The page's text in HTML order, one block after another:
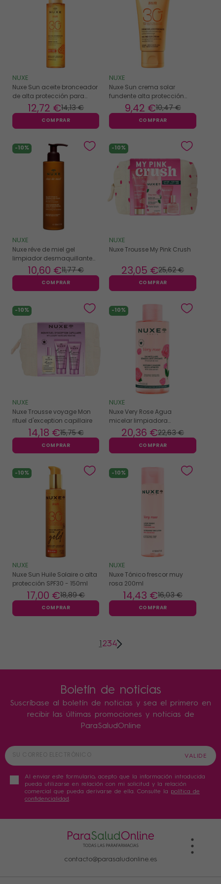
NUXE
Nuxe Sun aceite bronceador
de alta protección para
rostro y cuerpo SPF30 -
150ml
14,13 €
12,72 €
COMPRAR
NUXE
Nuxe Sun crema solar
fundente alta protección
SPF30 - 50ml
10,47 €
9,42 €
COMPRAR
-10%
NUXE
Nuxe rêve de miel gel
limpiador desmaquillante
rostro 200ml
11,77 €
10,60 €
COMPRAR
-10%
NUXE
Nuxe Trousse My Pink Crush
25,62 €
23,05 €
COMPRAR
-10%
NUXE
Nuxe Trousse voyage Mon
rituel d'exception capillaire
15,75 €
14,18 €
COMPRAR
-10%
NUXE
Nuxe Very Rose Agua
micelar limpiadora
calmante 750ml22,63 €
20,36 €
COMPRAR
-10%
NUXE
Nuxe Sun Huile Solaire o alta
protección SPF30 - 150ml
18,89 €
17,00 €
COMPRAR
-10%
NUXE
Nuxe Tónico frescor muy
rosa 200ml
16,03 €
14,43 €
COMPRAR
1 234
Boletín de noticias
Suscríbase al boletín de noticias y sea el primero en
recibir las últimas promociones y noticias de
ParaSaludOnline
Al enviar este formulario, acepto que la información introducida
pueda utilizarse en relación con mi solicitud y la relación
comercial que pueda derivarse de ella. Consulte la política de
confidencialidad .
contacto@parasaludonline.es